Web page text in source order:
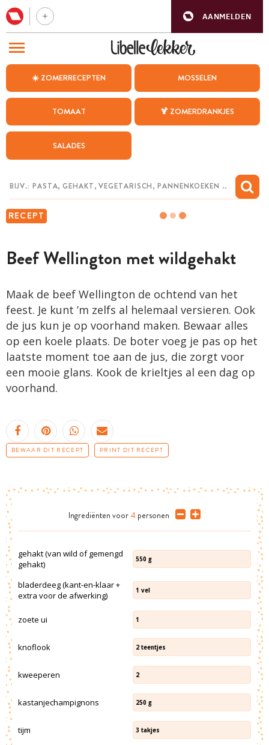
AANMELDEN
☀️ ZOMERRECEPTEN MOSSELEN
TOMAAT 🍹 ZOMERDRANKJES
SALADES
RECEPT
Beef Wellington met wildgehakt
Maak de beef Wellington de ochtend van het
feest. Je kunt ’m zelfs al helemaal versieren. Ook
de jus kun je op voorhand maken. Bewaar alles
op een koele plaats. De boter voeg je pas op het
laatste moment toe aan de jus, die zorgt voor
een mooie glans. Kook de krieltjes al een dag op
voorhand.
BEWAAR DIT RECEPT PRINT DIT RECEPT
Ingrediënten voor 4 personen
gehakt (van wild of gemengd
gehakt)
550 g
bladerdeeg (kant-en-klaar +
extra voor de afwerking)
1 vel
zoete ui 1
knoflook 2 teentjes
kweeperen 2
kastanjechampignons 250 g
tijm 3 takjes
BEZOEK ONZE ANDERE WEBSITES
WEEKMENU
CHAT MET MAIA
MIJN BEWAARDE RECEPTEN